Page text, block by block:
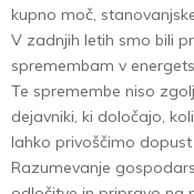
kupno moč,
V zadnjih letih smo bili
spremembam v
Te spremembe niso
dejavniki, ki določajo,
lahko privoščimo
Razumevanje